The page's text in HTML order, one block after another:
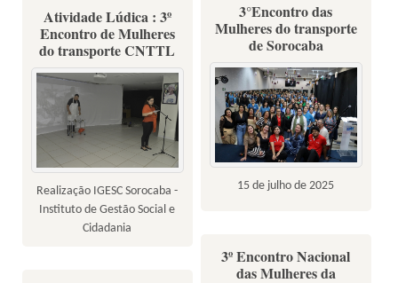
3°Encontro das
Mulheres do transporte
de Sorocaba
15 de julho de 2025
Atividade Lúdica : 3º
Encontro de Mulheres
do transporte CNTTL
Realização IGESC Sorocaba -
Instituto de Gestão Social e
Cidadania
3º Encontro Nacional
das Mulheres da